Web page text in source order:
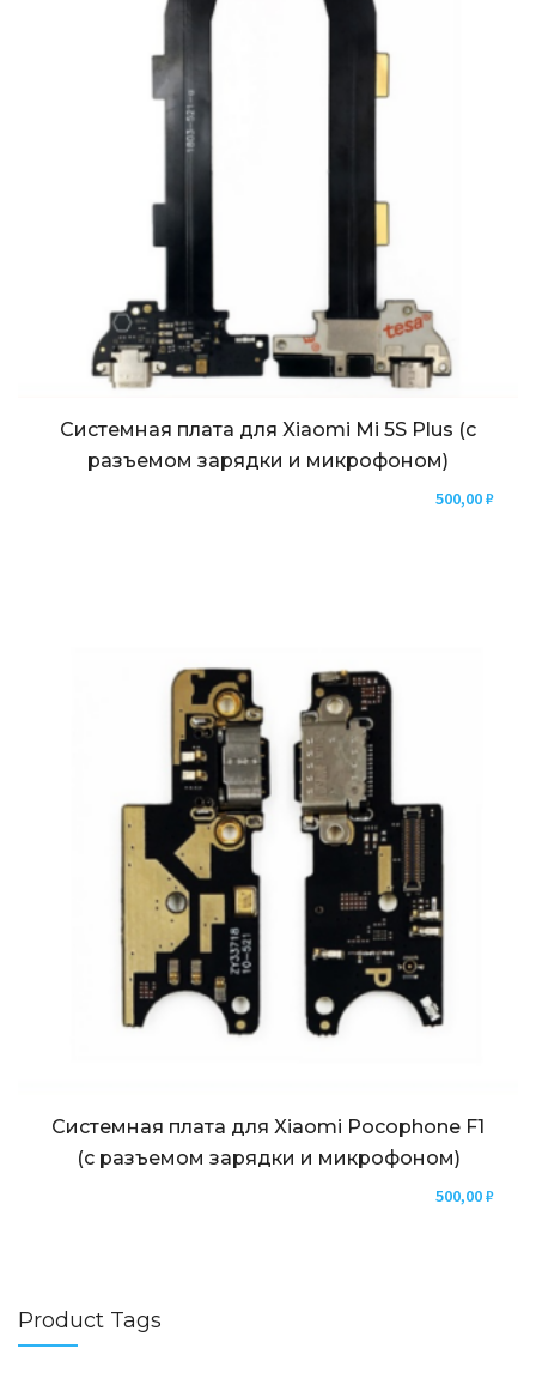
Системная плата для Xiaomi Mi 5S Plus (с
разъемом зарядки и микрофоном)
500,00₽
Системная плата для Xiaomi Pocophone F1
(с разъемом зарядки и микрофоном)
500,00₽
Product Tags